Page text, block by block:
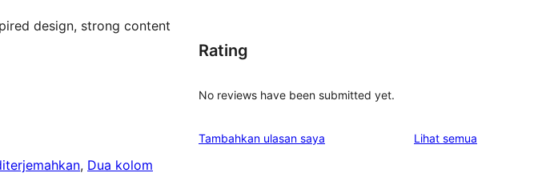
design, strong content
, Dua kolom
Rating
No reviews have been submitted yet.
Tambahkan ulasan saya Lihat semua